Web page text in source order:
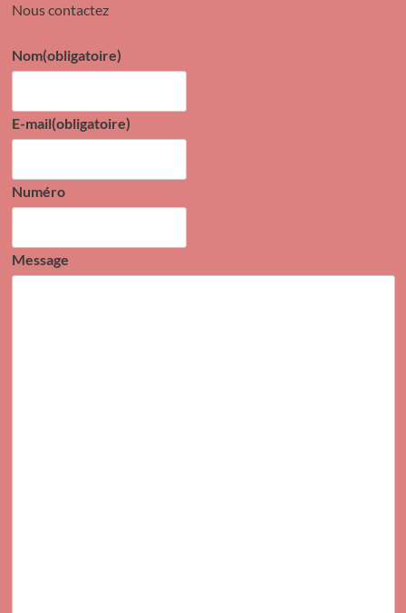
Nous contactez
Nom(obligatoire)
E-mail(obligatoire)
Numéro
Message